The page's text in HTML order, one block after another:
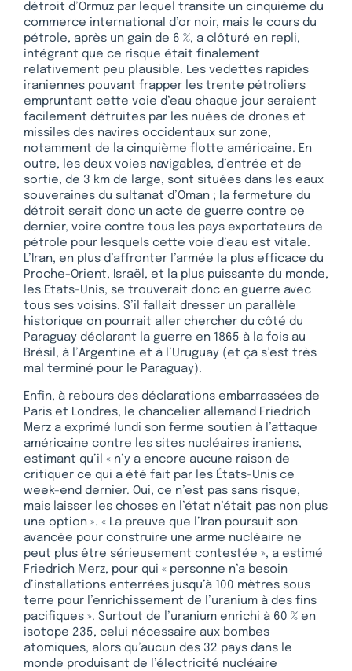
détroit d’Ormuz par lequel transite un cinquième du
commerce international d’or noir, mais le cours du
pétrole, après un gain de 6 %, a clôturé en repli,
intégrant que ce risque était finalement
relativement peu plausible. Les vedettes rapides
iraniennes pouvant frapper les trente pétroliers
empruntant cette voie d’eau chaque jour seraient
facilement détruites par les nuées de drones et
missiles des navires occidentaux sur zone,
notamment de la cinquième flotte américaine. En
outre, les deux voies navigables, d’entrée et de
sortie, de 3 km de large, sont situées dans les eaux
souveraines du sultanat d’Oman ; la fermeture du
détroit serait donc un acte de guerre contre ce
dernier, voire contre tous les pays exportateurs de
pétrole pour lesquels cette voie d’eau est vitale.
L’Iran, en plus d’affronter l’armée la plus efficace du
Proche-Orient, Israël, et la plus puissante du monde,
les Etats-Unis, se trouverait donc en guerre avec
tous ses voisins. S’il fallait dresser un parallèle
historique on pourrait aller chercher du côté du
Paraguay déclarant la guerre en 1865 à la fois au
Brésil, à l’Argentine et à l’Uruguay (et ça s’est très
mal terminé pour le Paraguay).
Enfin, à rebours des déclarations embarrassées de
Paris et Londres, le chancelier allemand Friedrich
Merz a exprimé lundi son ferme soutien à l’attaque
américaine contre les sites nucléaires iraniens,
estimant qu’il « n’y a encore aucune raison de
critiquer ce qui a été fait par les États-Unis ce
week-end dernier. Oui, ce n’est pas sans risque,
mais laisser les choses en l’état n’était pas non plus
une option ». « La preuve que l’Iran poursuit son
avancée pour construire une arme nucléaire ne
peut plus être sérieusement contestée », a estimé
Friedrich Merz, pour qui « personne n’a besoin
d’installations enterrées jusqu’à 100 mètres sous
terre pour l’enrichissement de l’uranium à des fins
pacifiques ». Surtout de l’uranium enrichi à 60 % en
isotope 235, celui nécessaire aux bombes
atomiques, alors qu’aucun des 32 pays dans le
monde produisant de l’électricité nucléaire